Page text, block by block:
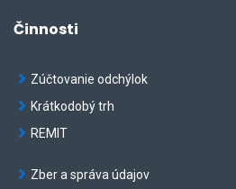
07-
16:48:00
08-
07:12:00.
Činnosti
Zúčtovanie odchýlok
Krátkodobý trh
REMIT
Zber a správa údajov